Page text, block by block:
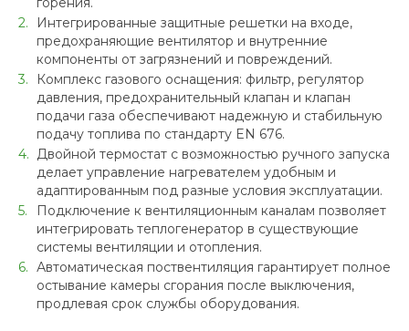
Интегрированные защитные решетки на входе,
предохраняющие вентилятор и внутренние
компоненты от загрязнений и повреждений.
Комплекс газового оснащения: фильтр, регулятор
давления, предохранительный клапан и клапан
подачи газа обеспечивают надежную и стабильную
подачу топлива по стандарту EN 676.
Двойной термостат с возможностью ручного запуска
делает управление нагревателем удобным и
адаптированным под разные условия эксплуатации.
Подключение к вентиляционным каналам позволяет
интегрировать теплогенератор в существующие
системы вентиляции и отопления.
Автоматическая поствентиляция гарантирует полное
остывание камеры сгорания после выключения,
продлевая срок службы оборудования.